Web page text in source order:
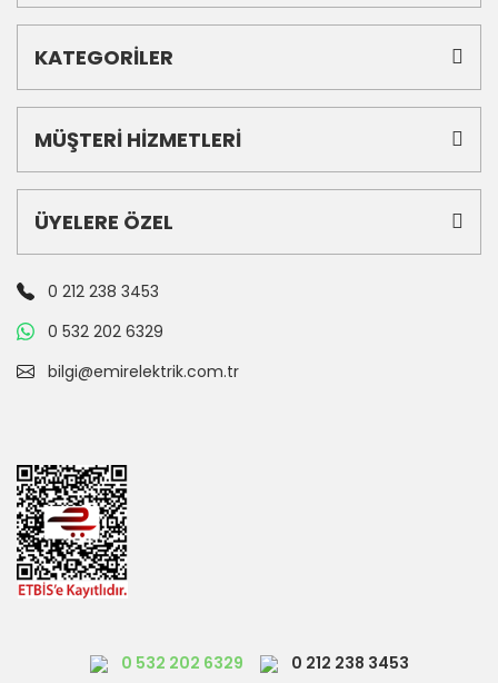
KATEGORİLER
MÜŞTERİ HİZMETLERİ
ÜYELERE ÖZEL
0 212 238 3453
0 532 202 6329
bilgi@emirelektrik.com.tr
0 532 202 6329 0 212 238 3453